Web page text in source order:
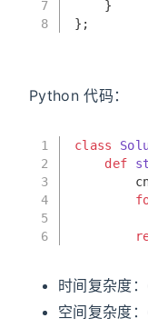
7
8
    }
};
Python 代码：
1
2
3
4
5
6
class
def
时间复杂度：
空间复杂度：